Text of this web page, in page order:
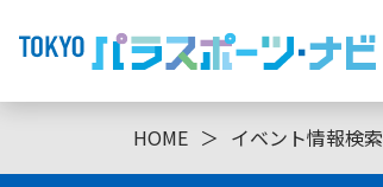
HOME ＞ イベント情報検索